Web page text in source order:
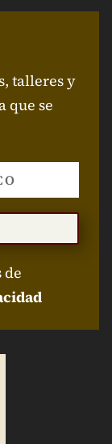
talleres y
que se
de